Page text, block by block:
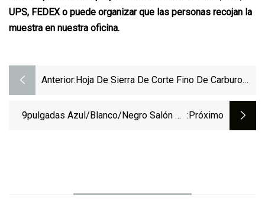
UPS, FEDEX o puede organizar que las personas recojan la
muestra en nuestra oficina.
Anterior: Hoja De Sierra De Corte Fino De Carburo
9pulgadas Azul/blanco/negro Salón De :próximo